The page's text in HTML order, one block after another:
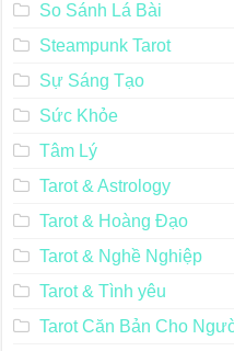
So Sánh Lá Bài
Steampunk Tarot
Sự Sáng Tạo
Sức Khỏe
Tâm Lý
Tarot & Astrology
Tarot & Hoàng Đạo
Tarot & Nghề Nghiệp
Tarot & Tình yêu
Tarot Căn Bản Cho